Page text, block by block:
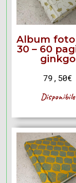
Album foto
30 – 60
ginkgo
79,50€
Disponibile